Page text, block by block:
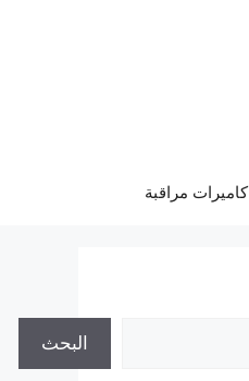
كاميرات مراقبة
البحث